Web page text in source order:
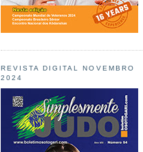
REVISTA DIGITAL NOVEMBRO
2024